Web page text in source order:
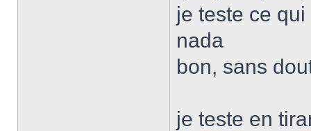
je teste ce
nada
bon, sans
je teste en